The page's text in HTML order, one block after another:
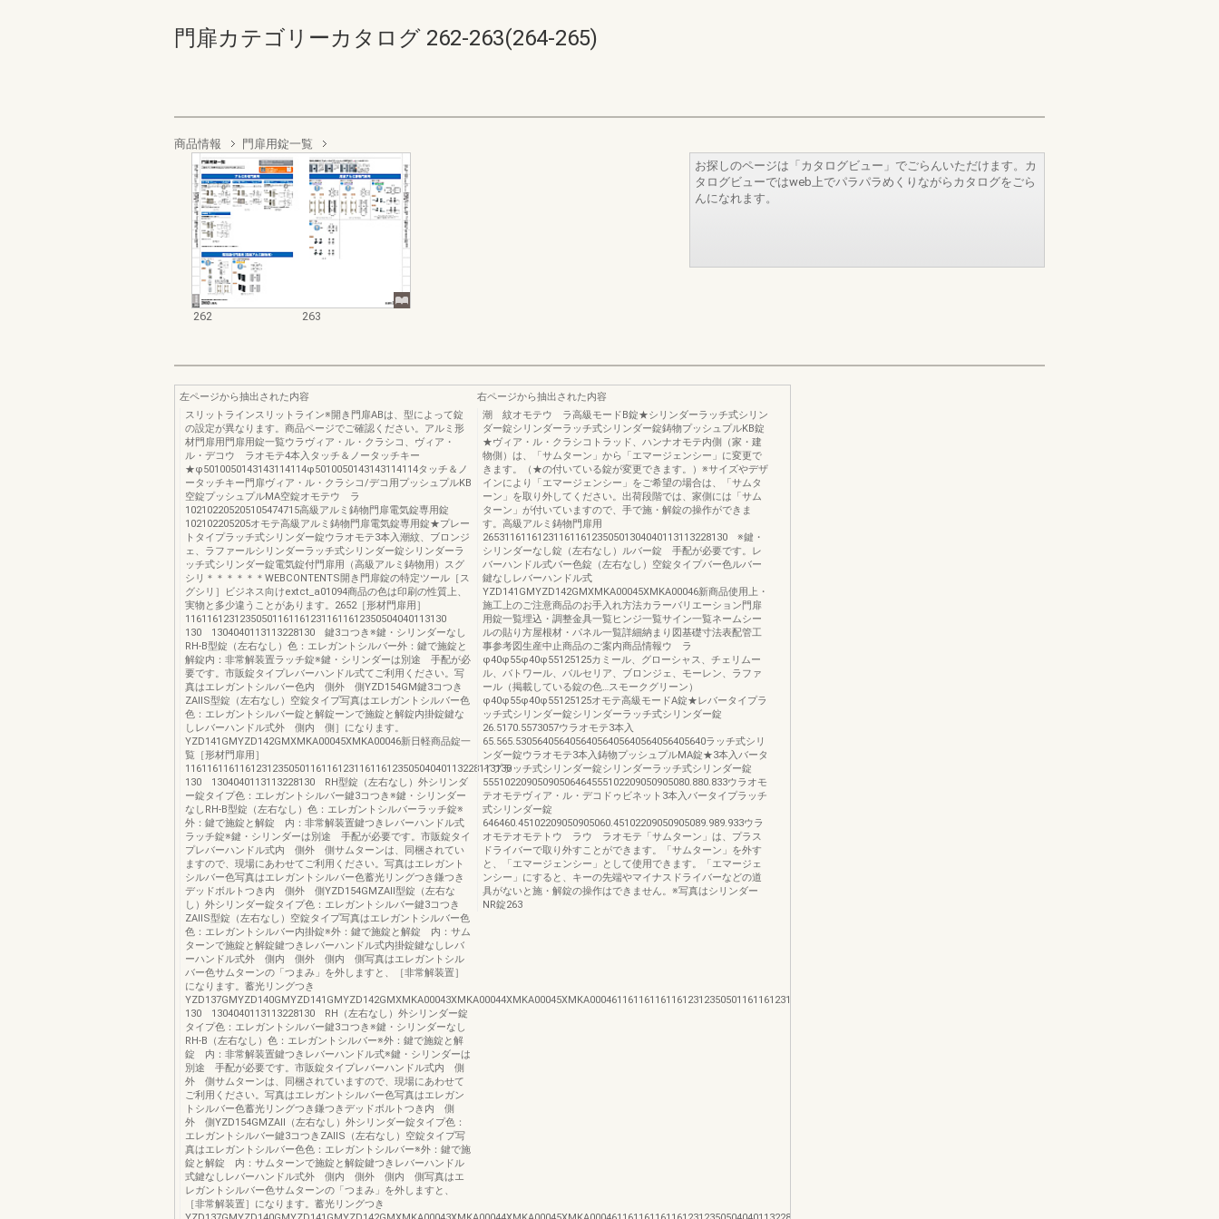
門扉カテゴリーカタログ 262-263(264-265)
商品情報 門扉用錠一覧
262 263
お探しのページは「カタログビュー」でごらんいただけます。カ
タログビューではweb上でパラパラめくりながらカタログをごら
んになれます。
左ページから抽出された内容
スリットラインスリットライン※開き門扉ABは、型によって錠
の設定が異なります。商品ページでご確認ください。アルミ形
材門扉用門扉用錠一覧ウラヴィア・ル・クラシコ、ヴィア・
ル・デコウ ラオモテ4本入タッチ＆ノータッチキー
★φ5010050143143114114φ5010050143143114114タッチ＆ノ
ータッチキー門扉ヴィア・ル・クラシコ/デコ用プッシュプルKB
空錠プッシュプルMA空錠オモテウ ラ
102102205205105474715高級アルミ鋳物門扉電気錠専用錠
102102205205オモテ高級アルミ鋳物門扉電気錠専用錠★プレー
トタイプラッチ式シリンダー錠ウラオモテ3本入潮紋、ブロンジ
ェ、ラファールシリンダーラッチ式シリンダー錠シリンダーラ
ッチ式シリンダー錠電気錠付門扉用（高級アルミ鋳物用）スグ
シリ＊＊＊＊＊＊WEBCONTENTS開き門扉錠の特定ツール［ス
グシリ］ビジネス向けextct_a01094商品の色は印刷の性質上、
実物と多少違うことがあります。2652［形材門扉用］
116116123123505011611612311611612350504040113130
130 1304040113113228130 鍵3コつき※鍵・シリンダーなし
RH-B型錠（左右なし）色：エレガントシルバー外：鍵で施錠と
解錠内：非常解装置ラッチ錠※鍵・シリンダーは別途 手配が必
要です。市販錠タイプレバーハンドル式てご利用ください。写
真はエレガントシルバー色内 側外 側YZD154GM鍵3コつき
ZAⅡS型錠（左右なし）空錠タイプ写真はエレガントシルバー色
色：エレガントシルバー錠と解錠ーンで施錠と解錠内掛錠鍵な
しレバーハンドル式外 側内 側］になります。
YZD141GMYZD142GMXMKA00045XMKA00046新日軽商品錠一
覧［形材門扉用］
116116116116123123505011611612311611612350504040113228113130
130 1304040113113228130 RH型錠（左右なし）外シリンダ
ー錠タイプ色：エレガントシルバー鍵3コつき※鍵・シリンダー
なしRH-B型錠（左右なし）色：エレガントシルバーラッチ錠※
外：鍵で施錠と解錠 内：非常解装置鍵つきレバーハンドル式
ラッチ錠※鍵・シリンダーは別途 手配が必要です。市販錠タイ
プレバーハンドル式内 側外 側サムターンは、同梱されてい
ますので、現場にあわせてご利用ください。写真はエレガント
シルバー色写真はエレガントシルバー色蓄光リングつき鎌つき
デッドボルトつき内 側外 側YZD154GMZAⅡ型錠（左右な
し）外シリンダー錠タイプ色：エレガントシルバー鍵3コつき
ZAⅡS型錠（左右なし）空錠タイプ写真はエレガントシルバー色
色：エレガントシルバー内掛錠※外：鍵で施錠と解錠 内：サム
ターンで施錠と解錠鍵つきレバーハンドル式内掛錠鍵なしレバ
ーハンドル式外 側内 側外 側内 側写真はエレガントシル
バー色サムターンの「つまみ」を外しますと、［非常解装置］
になります。蓄光リングつき
YZD137GMYZD140GMYZD141GMYZD142GMXMKA00043XMKA00044XMKA00045XMKA00046116116116116123123505011611612311611612350504040113228113130
130 1304040113113228130 RH（左右なし）外シリンダー錠
タイプ色：エレガントシルバー鍵3コつき※鍵・シリンダーなし
RH-B（左右なし）色：エレガントシルバー※外：鍵で施錠と解
錠 内：非常解装置鍵つきレバーハンドル式※鍵・シリンダーは
別途 手配が必要です。市販錠タイプレバーハンドル式内 側
外 側サムターンは、同梱されていますので、現場にあわせて
ご利用ください。写真はエレガントシルバー色写真はエレガン
トシルバー色蓄光リングつき鎌つきデッドボルトつき内 側
外 側YZD154GMZAⅡ（左右なし）外シリンダー錠タイプ色：
エレガントシルバー鍵3コつきZAⅡS（左右なし）空錠タイプ写
真はエレガントシルバー色色：エレガントシルバー※外：鍵で施
錠と解錠 内：サムターンで施錠と解錠鍵つきレバーハンドル
式鍵なしレバーハンドル式外 側内 側外 側内 側写真はエ
レガントシルバー色サムターンの「つまみ」を外しますと、
［非常解装置］になります。蓄光リングつき
右ページから抽出された内容
潮 紋オモテウ ラ高級モードB錠★シリンダーラッチ式シリン
ダー錠シリンダーラッチ式シリンダー錠鋳物プッシュプルKB錠
★ヴィア・ル・クラシコトラッド、ハンナオモテ内側（家・建
物側）は、「サムターン」から「エマージェンシー」に変更で
きます。（★の付いている錠が変更できます。）※サイズやデザ
インにより「エマージェンシー」をご希望の場合は、「サムタ
ーン」を取り外してください。出荷段階では、家側には「サム
ターン」が付いていますので、手で施・解錠の操作ができま
す。高級アルミ鋳物門扉用
265311611612311611612350501304040113113228130 ※鍵・
シリンダーなし錠（左右なし）ルバー錠 手配が必要です。レ
バーハンドル式バー色錠（左右なし）空錠タイプバー色ルバー
鍵なしレバーハンドル式
YZD141GMYZD142GMXMKA00045XMKA00046新商品使用上・
施工上のご注意商品のお手入れ方法カラーバリエーション門扉
用錠一覧埋込・調整金具一覧ヒンジ一覧サイン一覧ネームシー
ルの貼り方屋根材・パネル一覧詳細納まり図基礎寸法表配管工
事参考図生産中止商品のご案内商品情報ウ ラ
φ40φ55φ40φ55125125カミール、グローシャス、チェリムー
ル、バトワール、バルセリア、ブロンジェ、モーレン、ラファ
ール（掲載している錠の色…スモークグリーン）
φ40φ55φ40φ55125125オモテ高級モードA錠★レバータイプラ
ッチ式シリンダー錠シリンダーラッチ式シリンダー錠
26.5170.5573057ウラオモテ3本入
65.565.53056405640564056405640564056405640ラッチ式シリ
ンダー錠ウラオモテ3本入鋳物プッシュプルMA錠★3本入バータ
イプラッチ式シリンダー錠シリンダーラッチ式シリンダー錠
55510220905090506464555102209050905080.880.833ウラオモ
テオモテヴィア・ル・デコドゥビネット3本入バータイプラッチ
式シリンダー錠
646460.45102209050905060.45102209050905089.989.933ウラ
オモテオモテトウ ラウ ラオモテ「サムターン」は、プラス
ドライバーで取り外すことができます。「サムターン」を外す
と、「エマージェンシー」として使用できます。「エマージェ
ンシー」にすると、キーの先端やマイナスドライバーなどの道
具がないと施・解錠の操作はできません。※写真はシリンダー
NR錠263